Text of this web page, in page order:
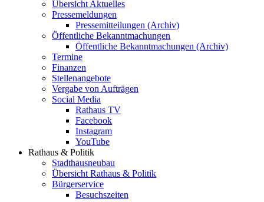
Übersicht Aktuelles
Pressemeldungen
Pressemitteilungen (Archiv)
Öffentliche Bekanntmachungen
Öffentliche Bekanntmachungen (Archiv)
Termine
Finanzen
Stellenangebote
Vergabe von Aufträgen
Social Media
Rathaus TV
Facebook
Instagram
YouTube
Rathaus & Politik
Stadthausneubau
Übersicht Rathaus & Politik
Bürgerservice
Besuchszeiten